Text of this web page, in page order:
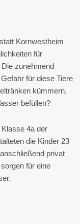
Kornwestheim
für
zunehmend
für diese Tiere
kümmern,
befüllen?
4a der
die Kinder 23
privat
für eine